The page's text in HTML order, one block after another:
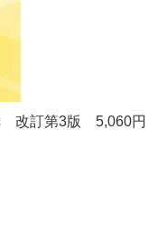
改訂第3版 5,060円